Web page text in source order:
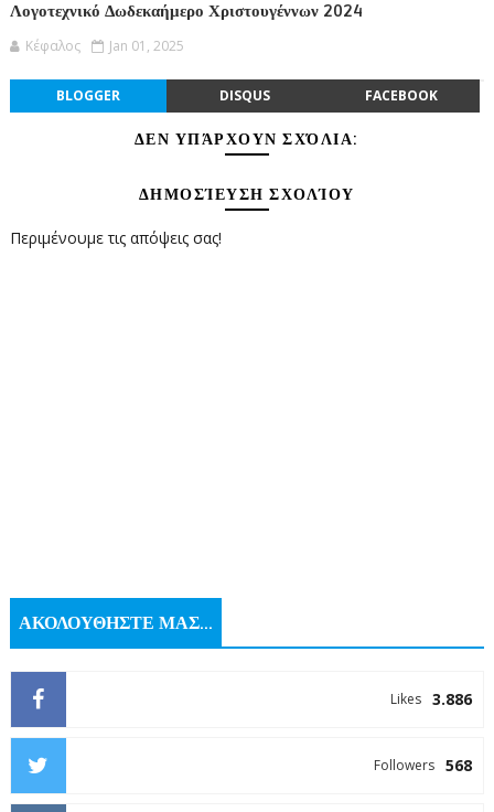
Λογοτεχνικό Δωδεκαήμερο Χριστουγέννων 2024
Κέφαλος Jan 01, 2025
BLOGGER DISQUS FACEBOOK
ΔΕΝ ΥΠΆΡΧΟΥΝ ΣΧΌΛΙΑ:
ΔΗΜΟΣΊΕΥΣΗ ΣΧΟΛΊΟΥ
Περιμένουμε τις απόψεις σας!
ΑΚΟΛΟΥΘΗΣΤΕ ΜΑΣ...
3.886
Likes
568
Followers